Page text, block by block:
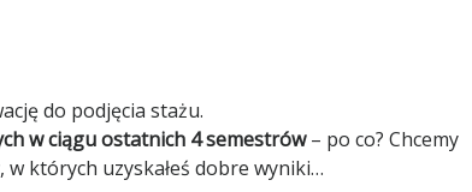
do podjęcia stażu.
w ciągu ostatnich 4 semestrów– po co? Chcemy
których uzyskałeś dobre wyniki…